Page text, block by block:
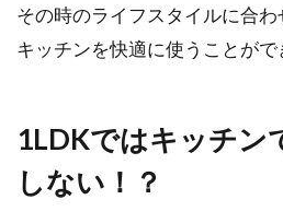
その時のライフスタイルに合わ
キッチンを快適に使うことがで
1LDKではキッチン
しない！？